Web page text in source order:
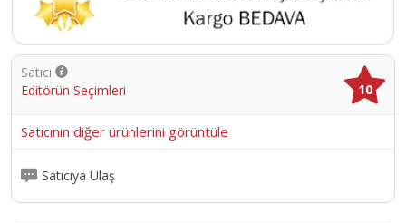
Satıcı
Editörün Seçimleri
10
Satıcının diğer ürünlerini görüntüle
Satıcıya Ulaş